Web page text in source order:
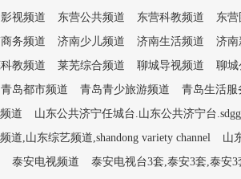
视频道 东营公共频道 东营科教频道
东
务频道 济南少儿频道 济南生活频道
济南
教频道 莱芜综合频道 聊城导视频道
聊城
青岛都市频道 青岛青少旅游频道
青岛生活服
道
山东公共济宁任城台.山东公共济宁台
道,山东综艺频道,shandong variety channel
山
泰安电视频道
泰安电视台3套,泰安3套,泰安3